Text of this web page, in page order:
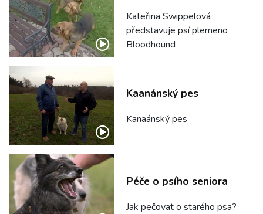
Kateřina Swippelová
představuje psí plemeno
Bloodhound
Kaanánský pes
Kanaánský pes
Péče o psího seniora
Jak pečovat o starého psa?